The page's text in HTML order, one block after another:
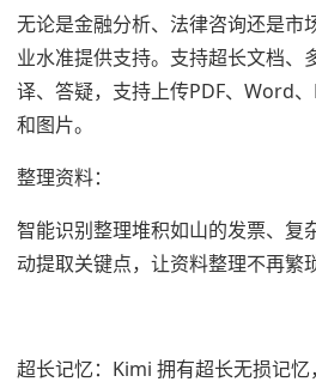
无论是金融分析、法律咨询还是市
业水准提供支持。支持超长文档、
译、答疑，支持上传PDF、Word
和图片。
整理资料：
智能识别整理堆积如山的发票、复
动提取关键点，让资料整理不再繁
超长记忆：Kimi 拥有超长无损记